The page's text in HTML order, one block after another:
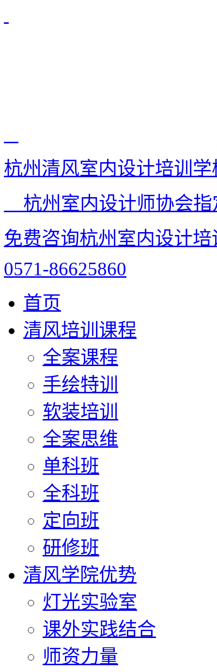
杭州清风室内设计培训学
杭州室内设计师协会
免费咨询杭州室内设计
0571-86625860
首页
清风培训课程
全案课程
手绘特训
软装培训
全案思维
单科班
全科班
定向班
研修班
清风学院优势
灯光实验室
课外实践结合
师资力量